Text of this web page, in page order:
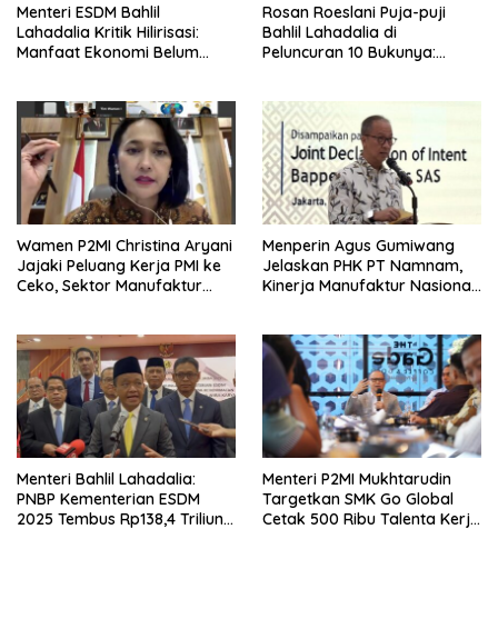
Menteri ESDM Bahlil
Lahadalia Kritik Hilirisasi:
Manfaat Ekonomi Belum
Rosan Roeslani Puja-puji
Bahlil Lahadalia di
Peluncuran 10 Bukunya:
Wamen P2MI Christina Aryani
Jajaki Peluang Kerja PMI ke
Ceko, Sektor Manufaktur
Menperin Agus Gumiwang
Jelaskan PHK PT Namnam,
Kinerja Manufaktur Nasional
Menteri Bahlil Lahadalia:
PNBP Kementerian ESDM
2025 Tembus Rp138,4 Triliun,
Menteri P2MI Mukhtarudin
Targetkan SMK Go Global
Cetak 500 Ribu Talenta Kerja